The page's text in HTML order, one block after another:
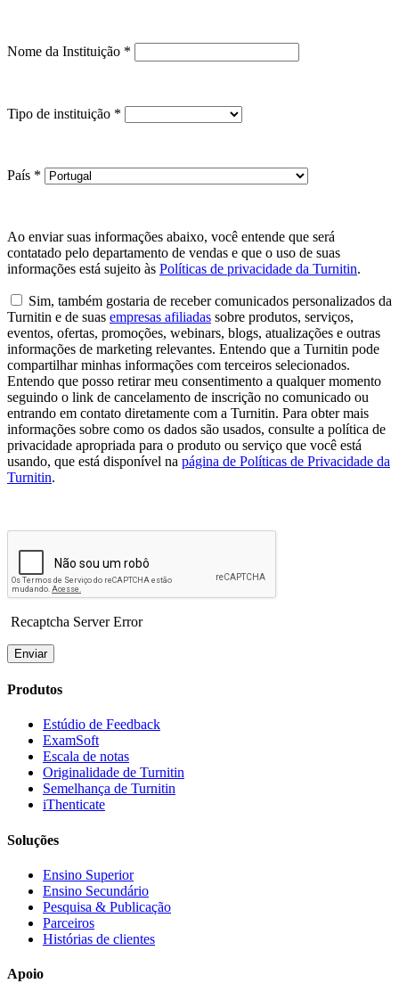
Nome da Instituição *
Tipo de instituição *
País *
Ao enviar suas informações abaixo, você entende que será
contatado pelo departamento de vendas e que o uso de suas
informações está sujeito às Políticas de privacidade da Turnitin.
Sim, também gostaria de receber comunicados personalizados da
Turnitin e de suas empresas afiliadas sobre produtos, serviços,
eventos, ofertas, promoções, webinars, blogs, atualizações e outras
informações de marketing relevantes. Entendo que a Turnitin pode
compartilhar minhas informações com terceiros selecionados.
Entendo que posso retirar meu consentimento a qualquer momento
seguindo o link de cancelamento de inscrição no comunicado ou
entrando em contato diretamente com a Turnitin. Para obter mais
informações sobre como os dados são usados, consulte a política de
privacidade apropriada para o produto ou serviço que você está
usando, que está disponível na página de Políticas de Privacidade da
Turnitin.
Recaptcha Server Error
Enviar
Produtos
Estúdio de Feedback
ExamSoft
Escala de notas
Originalidade de Turnitin
Semelhança de Turnitin
iThenticate
Soluções
Ensino Superior
Ensino Secundário
Pesquisa & Publicação
Parceiros
Histórias de clientes
Apoio